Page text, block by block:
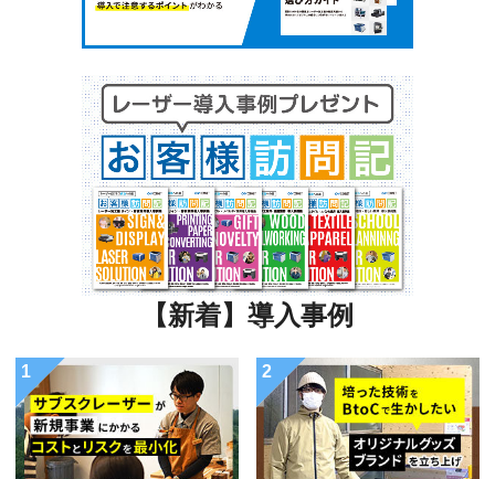
【新着】導入事例
1 2